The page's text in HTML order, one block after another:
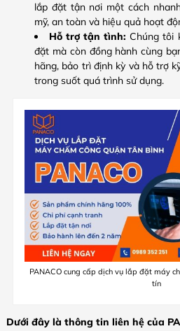
lắp đặt tận nơi một cách
mỹ, an toàn và hiệu quả hoạt
Hỗ trợ tận tình: Chúng tôi
đặt mà còn đồng hành cùng
hãng, bảo trì định kỳ và hỗ trợ
trong suốt quá trình sử dụng.
PANACO cung cấp dịch vụ lắp đặt máy
tín
Dưới đây là thông tin liên hệ của